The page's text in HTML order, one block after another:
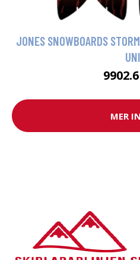
JONES SNOWBOARDS
UNI
MER